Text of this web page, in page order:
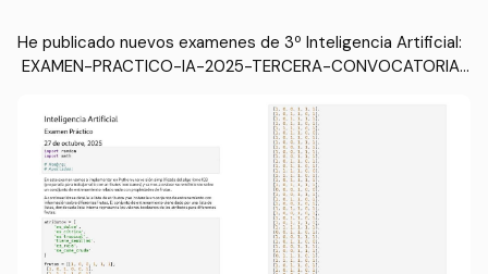
He publicado nuevos examenes de 3º Inteligencia Artificial:
EXAMEN-PRACTICO-IA-2025-TERCERA-CONVOCATORIA-